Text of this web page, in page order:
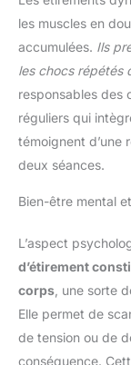
les muscles en
accumulées. Ils
les chocs répétés
responsables des
réguliers qui
témoignent d’une
deux séances.
Bien-être mental
L’aspect
d’étirement
corps , une sorte
Elle permet de
de tension ou de
conséquence.